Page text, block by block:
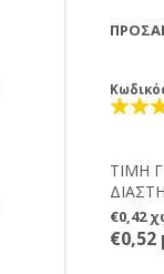
ΤΙΜΗ
βρουν
€0,42